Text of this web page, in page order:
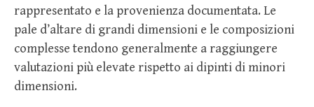
rappresentato e la provenienza documentata. Le
pale d’altare di grandi dimensioni e le composizioni
complesse tendono generalmente a raggiungere
valutazioni più elevate rispetto ai dipinti di minori
dimensioni.